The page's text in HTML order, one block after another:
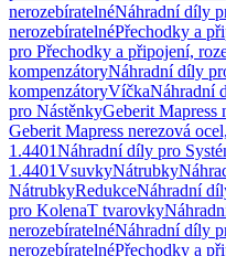
nerozebíratelnéNáhradní díly
nerozebíratelnéPřechodky a
pro Přechodky a připojení,
kompenzátoryNáhradní díly
kompenzátoryVíčkaNáhradní
pro NástěnkyGeberit Mapress
Geberit Mapress nerezová
1.4401Náhradní díly pro
1.4401VsuvkyNátrubky
NátrubkyRedukceNáhradní
pro KolenaT tvarovky
nerozebíratelnéNáhradní díly
nerozebíratelnéPřechodky a